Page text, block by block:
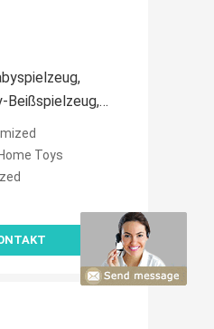
Beißspielzeug,
einer
und
Toys